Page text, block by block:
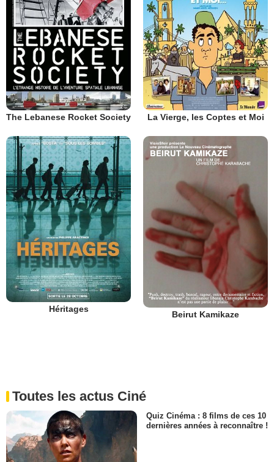
The Lebanese Rocket Society La Vierge, les Coptes et Moi
Héritages
Beirut Kamikaze
Toutes les actus Ciné
Quiz Cinéma : 8 films de ces 10
dernières années à reconnaître !